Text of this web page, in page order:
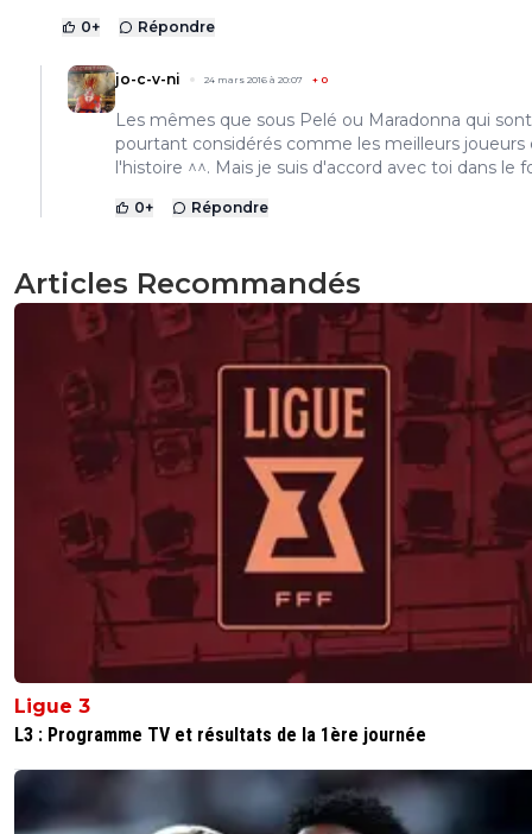
0+ Répondre
jo-c-v-ni 24 mars 2016 à 20:07 + 0
Les mêmes que sous Pelé ou Maradonna qui sont
pourtant considérés comme les meilleurs joueurs
l'histoire ^^. Mais je suis d'accord avec toi dans le
0+ Répondre
Articles Recommandés
Ligue 3
L3 : Programme TV et résultats de la 1ère journée